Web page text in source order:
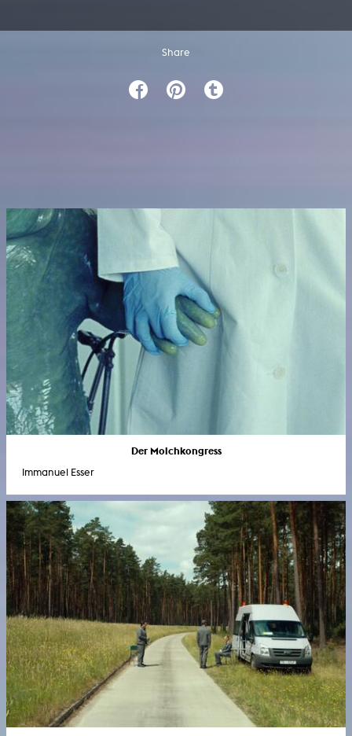
Share
Der Molchkongress
Immanuel Esser